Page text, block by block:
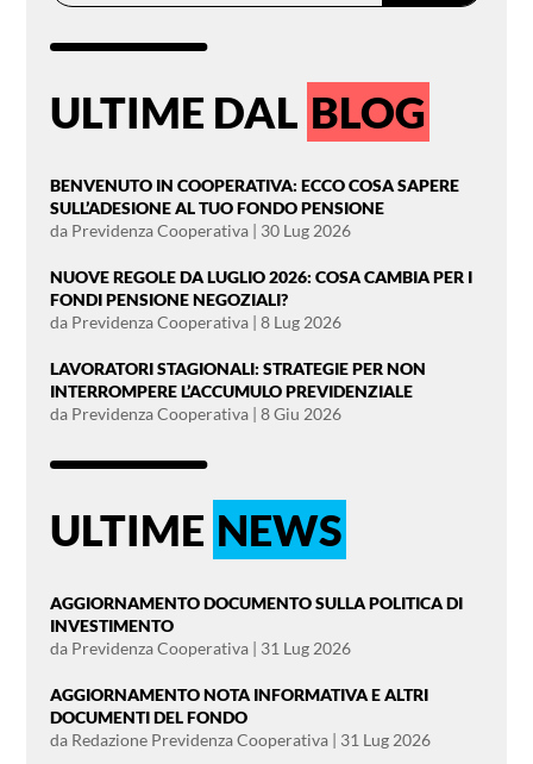
ULTIME DAL BLOG
BENVENUTO IN COOPERATIVA: ECCO COSA SAPERE
SULL’ADESIONE AL TUO FONDO PENSIONE
da Previdenza Cooperativa | 30 Lug 2026
NUOVE REGOLE DA LUGLIO 2026: COSA CAMBIA PER I
FONDI PENSIONE NEGOZIALI?
da Previdenza Cooperativa |8 Lug 2026
LAVORATORI STAGIONALI: STRATEGIE PER NON
INTERROMPERE L’ACCUMULO PREVIDENZIALE
da Previdenza Cooperativa |8 Giu 2026
ULTIME NEWS
AGGIORNAMENTO DOCUMENTO SULLA POLITICA DI
INVESTIMENTO
da Previdenza Cooperativa | 31 Lug 2026
AGGIORNAMENTO NOTA INFORMATIVA E ALTRI
DOCUMENTI DEL FONDO
da Redazione Previdenza Cooperativa | 31 Lug 2026